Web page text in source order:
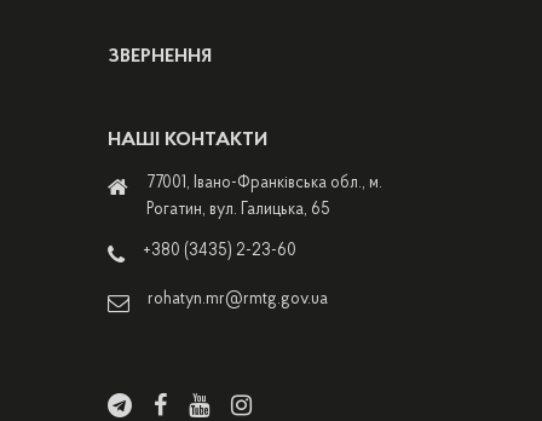
ЗВЕРНЕННЯ
НАШІ КОНТАКТИ
77001, Івано-Франківська обл., м.
Рогатин, вул. Галицька, 65
+380 (3435) 2-23-60
rohatyn.mr@rmtg.gov.ua